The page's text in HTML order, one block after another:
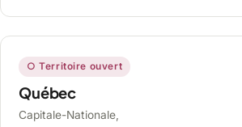
○ Territoire ouvert
Québec
Capitale-Nationale,